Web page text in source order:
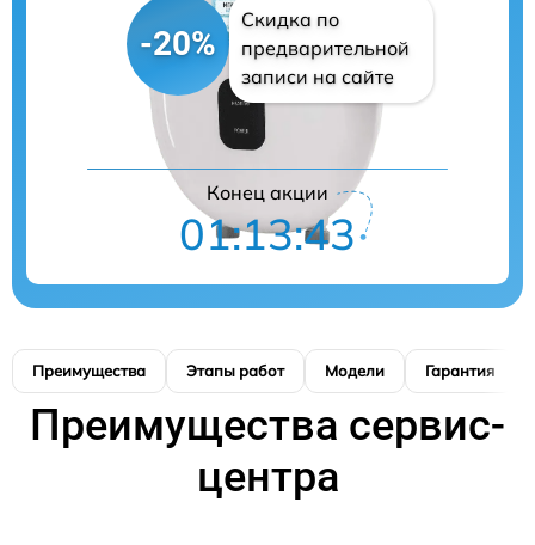
-20%
Скидка по
предварительной
записи на сайте
Конец акции
01:13:42
Преимущества Этапы работ Модели Гарантия
Преимущества сервис-
центра